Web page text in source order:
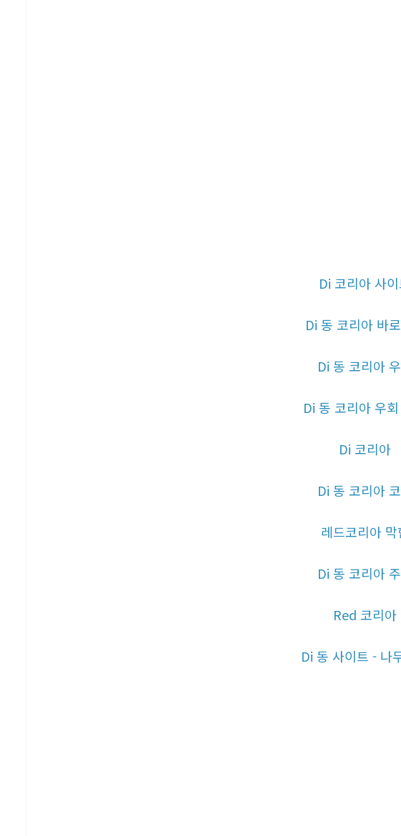
Di 코리아 사
Di 동 코리아 바
Di 동 코리아
Di 동 코리아 우
Di 코리아
Di 동 코리아
레드코리아 막
Di 동 코리아
Red 코리아
Di 동 사이트 - 나